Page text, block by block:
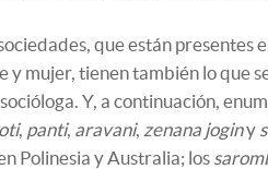
que están presentes
y mujer, tienen también lo que
Y, a continuación,
, panti, aravani, zenana joginy
Polinesia y Australia; los